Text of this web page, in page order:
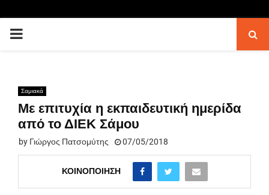
PRIMARY
Σαμιακά
Με επιτυχία η εκπαιδευτική ημερίδα
από το ΔΙΕΚ Σάμου
by Γιώργος Πατσομύτης 07/05/2018
ΚΟΙΝΟΠΟΊΗΣΗ